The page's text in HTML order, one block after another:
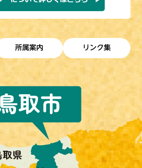
所属案内 リンク集